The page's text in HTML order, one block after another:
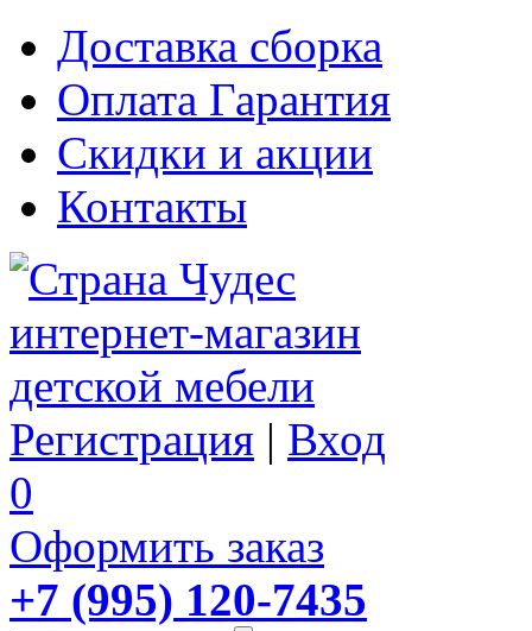
Доставка сборка
Оплата Гарантия
Скидки и акции
Контакты
Регистрация | Вход
0
Оформить заказ
+7 (995) 120-7435